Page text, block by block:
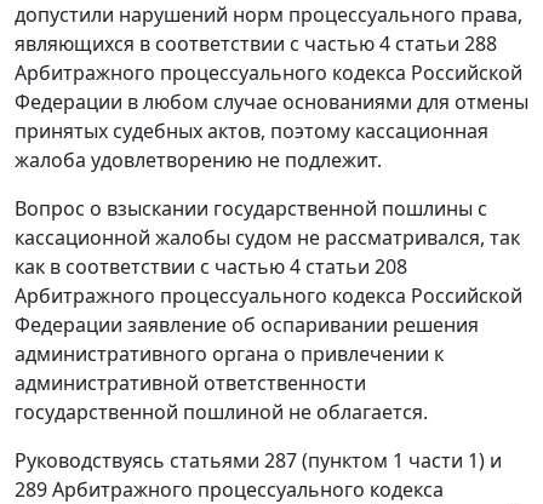
допустили нарушений норм процессуального права,
являющихся в соответствии с частью 4 статьи 288
Арбитражного процессуального кодекса Российской
Федерации в любом случае основаниями для отмены
принятых судебных актов, поэтому кассационная
жалоба удовлетворению не подлежит.
Вопрос о взыскании государственной пошлины с
кассационной жалобы судом не рассматривался, так
как в соответствии с частью 4 статьи 208
Арбитражного процессуального кодекса Российской
Федерации заявление об оспаривании решения
административного органа о привлечении к
административной ответственности
государственной пошлиной не облагается.
Руководствуясь статьями 287 (пунктом 1 части 1) и
289Арбитражного процессуального кодекса